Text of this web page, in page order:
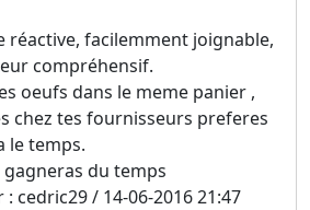
réactive, facilemment joignable,
compréhensif.
oeufs dans le meme panier ,
chez tes fournisseurs preferes
le temps.
du temps
cedric29 / 14-06-2016 21:47